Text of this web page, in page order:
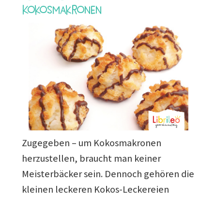
Kokosmakronen
Zugegeben – um Kokosmakronen
herzustellen, braucht man keiner
Meisterbäcker sein. Dennoch gehören die
kleinen leckeren Kokos-Leckereien